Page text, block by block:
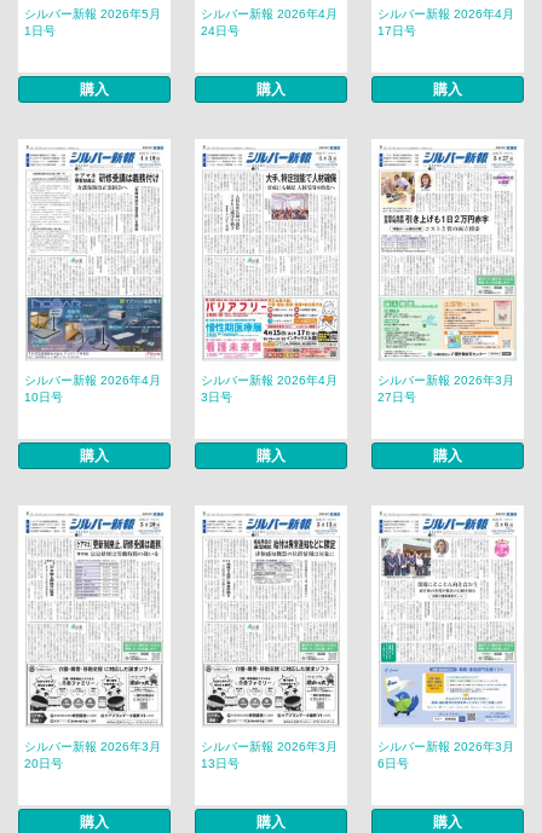
シルバー新報 2026年5月
1日号
購入
シルバー新報 2026年4月
24日号
購入
シルバー新報 2026年4月
17日号
購入
シルバー新報 2026年4月
10日号
購入
シルバー新報 2026年4月
3日号
購入
シルバー新報 2026年3月
27日号
購入
シルバー新報 2026年3月
20日号
購入
シルバー新報 2026年3月
13日号
購入
シルバー新報 2026年3月
6日号
購入